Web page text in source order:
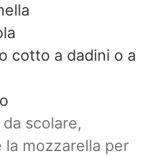
cotto a dadini o a
da scolare,
mozzarella per